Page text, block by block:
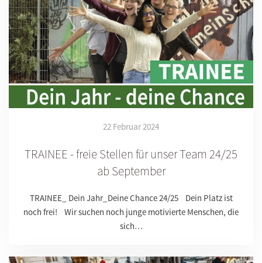
22 Februar 2024
TRAINEE - freie Stellen für unser Team 24/25
ab September
TRAINEE_ Dein Jahr_Deine Chance 24/25 Dein Platz ist
noch frei! Wir suchen noch junge motivierte Menschen, die
sich…